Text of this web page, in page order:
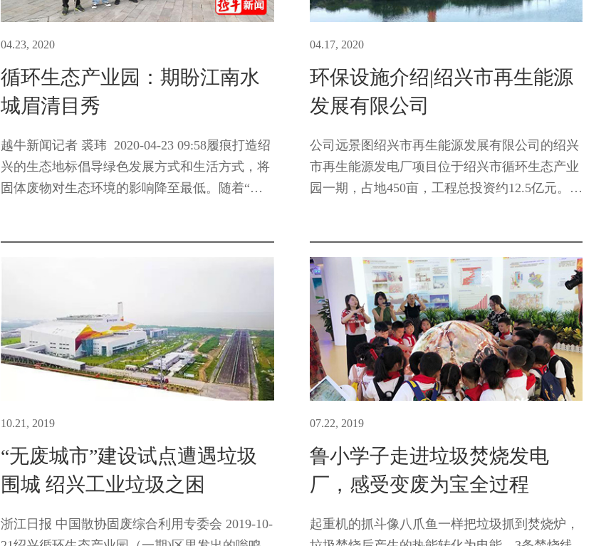
04.23, 2020
循环生态产业园：期盼江南水
城眉清目秀
越牛新闻记者 裘玮 2020-04-23 09:58履痕打造绍
兴的生态地标倡导绿色发展方式和生活方式，将
固体废物对生态环境的影响降至最低。随着“无
04.17, 2020
环保设施介绍|绍兴市再生能源
发展有限公司
公司远景图绍兴市再生能源发展有限公司的绍兴
市再生能源发电厂项目位于绍兴市循环生态产业
园一期，占地450亩，工程总投资约12.5亿元。项
10.21, 2019
“无废城市”建设试点遭遇垃圾
围城 绍兴工业垃圾之困
浙江日报 中国散协固废综合利用专委会 2019-10-
07.22, 2019
鲁小学子走进垃圾焚烧发电
厂，感受变废为宝全过程
起重机的抓斗像八爪鱼一样把垃圾抓到焚烧炉，